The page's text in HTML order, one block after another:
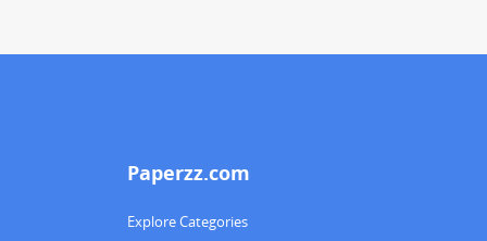
Paperzz.com
Explore Categories